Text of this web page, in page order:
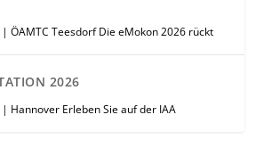
ÖAMTC Teesdorf Die eMokon 2026 rückt
2026
| Hannover Erleben Sie auf der IAA